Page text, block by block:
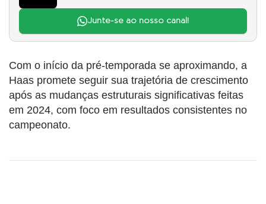
Junte-se ao nosso canal!
Com o início da pré-temporada se aproximando, a
Haas promete seguir sua trajetória de crescimento
após as mudanças estruturais significativas feitas
em 2024, com foco em resultados consistentes no
campeonato.